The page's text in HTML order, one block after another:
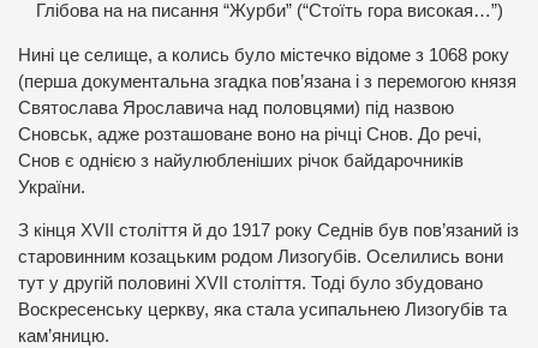
Глібова на на писання “Журби” (“Стоїть гора високая…”)
Нині це селище, а колись було містечко відоме з 1068 року
(перша документальна згадка пов’язана і з перемогою князя
Святослава Ярославича над половцями) під назвою
Сновськ, адже розташоване воно на річці Снов. До речі,
Снов є однією з найулюбленіших річок байдарочників
України.
З кінця XVІІ століття й до 1917 року Седнів був пов’язаний із
старовинним козацьким родом Лизогубів. Оселились вони
тут у другій половині XVІІ століття. Тоді було збудовано
Воскресенську церкву, яка стала усипальнею Лизогубів та
кам’яницю.